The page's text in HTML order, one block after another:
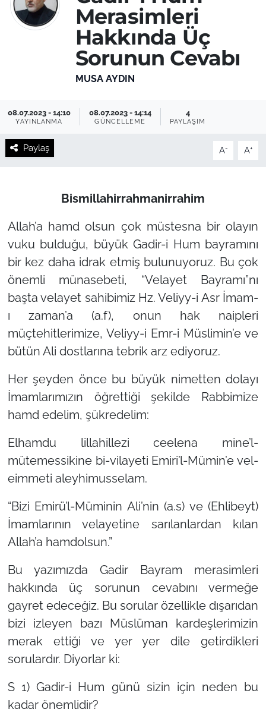
Merasimleri
Hakkında Üç
Sorunun Cevabı
MUSA AYDIN
08.07.2023 - 14:10
YAYINLANMA
08.07.2023 - 14:14
GÜNCELLEME
4
PAYLAŞIM
Paylaş A- A+
Bismillahirrahmanirrahim
Allah’a hamd olsun çok müstesna bir olayın
vuku bulduğu, büyük Gadir-i Hum bayramını
bir kez daha idrak etmiş bulunuyoruz. Bu çok
önemli münasebeti, “Velayet Bayramı”nı
başta velayet sahibimiz Hz. Veliyy-i Asr İmam-
ı zaman’a (a.f), onun hak naipleri
müçtehitlerimize, Veliyy-i Emr-i Müslimin’e ve
bütün Ali dostlarına tebrik arz ediyoruz.
Her şeyden önce bu büyük nimetten dolayı
İmamlarımızın öğrettiği şekilde Rabbimize
hamd edelim, şükredelim:
Elhamdu lillahillezi ceelena mine’l-
mütemessikine bi-vilayeti Emiri’l-Mümin’e vel-
eimmeti aleyhimusselam.
“Bizi Emirü’l-Müminin Ali’nin (a.s) ve (Ehlibeyt)
İmamlarının velayetine sarılanlardan kılan
Allah’a hamdolsun.”
Bu yazımızda Gadir Bayram merasimleri
hakkında üç sorunun cevabını vermeğe
gayret edeceğiz. Bu sorular özellikle dışarıdan
bizi izleyen bazı Müslüman kardeşlerimizin
merak ettiği ve yer yer dile getirdikleri
sorulardır. Diyorlar ki:
S 1) Gadir-i Hum günü sizin için neden bu
kadar önemlidir?